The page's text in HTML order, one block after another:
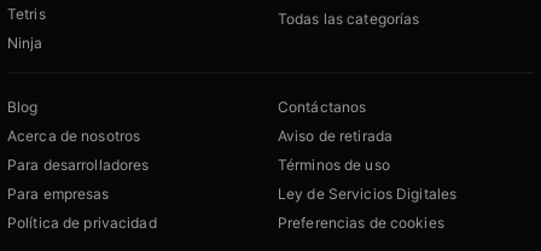
Tetris
Ninja
Todas las categorías
Blog
Acerca de nosotros
Para desarrolladores
Para empresas
Política de privacidad
Contáctanos
Aviso de retirada
Términos de uso
Ley de Servicios Digitales
Preferencias de cookies